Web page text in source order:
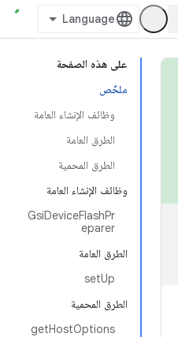
على هذه الصفحة
ملخّص
وظائف الإنشاء العامة
الطرق العامة
الطرق المحمية
وظائف الإنشاء العامة
GsiDeviceFlashPr
eparer
الطرق العامة
setUp
الطرق المحمية
getHostOptions